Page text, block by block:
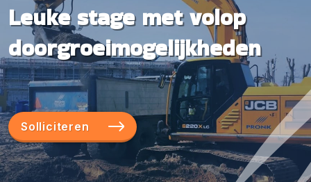
Leuke stage met volop
doorgroeimogelijkheden
Solliciteren